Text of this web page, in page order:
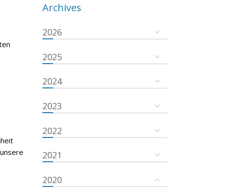
Archives
2026
2025
2024
2023
2022
2021
2020